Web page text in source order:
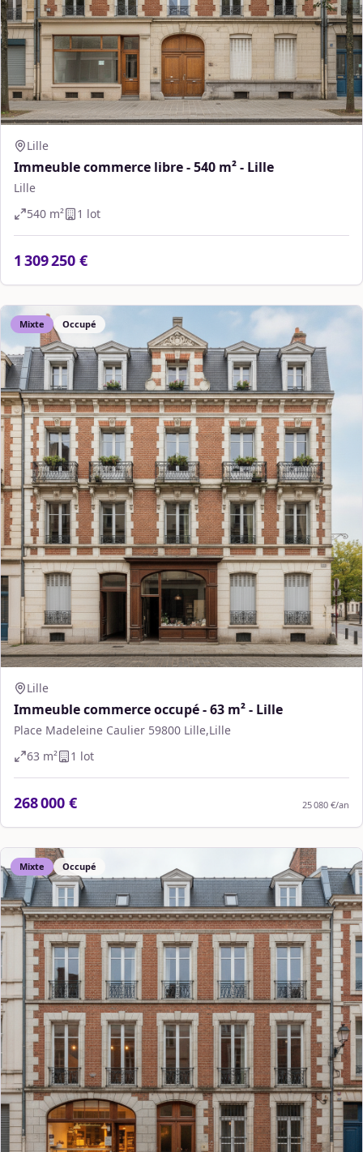
Lille
Immeuble commerce libre - 540 m² - Lille
Lille
540 m² 1 lot
1 309 250 €
Mixte Occupé
Lille
Immeuble commerce occupé - 63 m² - Lille
Place Madeleine Caulier 59800 Lille,Lille
63 m² 1 lot
268 000 € 25 080 €/an
Mixte Occupé